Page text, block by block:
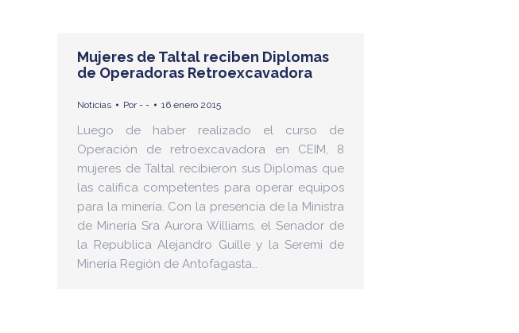
Mujeres de Taltal reciben Diplomas
de Operadoras Retroexcavadora
Noticias Por- - 16 enero 2015
Luego de haber realizado el curso de
Operación de retroexcavadora en CEIM, 8
mujeres de Taltal recibieron sus Diplomas que
las califica competentes para operar equipos
para la minería. Con la presencia de la Ministra
de Minería Sra Aurora Williams, el Senador de
la Republica Alejandro Guille y la Seremi de
Minería Región de Antofagasta…